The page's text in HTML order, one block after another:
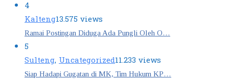
4
Kalteng13.575 views
Ramai Postingan Diduga Ada Pungli Oleh O…
5
Sulteng,Uncategorized11.233 views
Siap Hadapi Gugatan di MK, Tim Hukum KP…